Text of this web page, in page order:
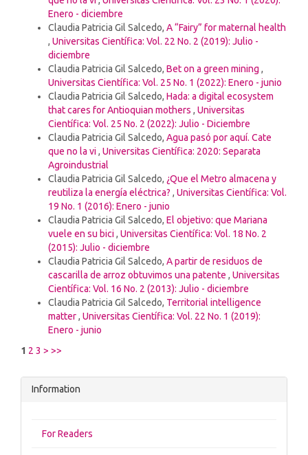
Enero - diciembre
Claudia Patricia Gil Salcedo, A “Fairy” for maternal health
, Universitas Científica: Vol. 22 No. 2 (2019): Julio -
diciembre
Claudia Patricia Gil Salcedo, Bet on a green mining ,
Universitas Científica: Vol. 25 No. 1 (2022): Enero - junio
Claudia Patricia Gil Salcedo, Hada: a digital ecosystem
that cares for Antioquian mothers , Universitas
Científica: Vol. 25 No. 2 (2022): Julio - Diciembre
Claudia Patricia Gil Salcedo, Agua pasó por aquí. Cate
que no la vi , Universitas Científica: 2020: Separata
Agroindustrial
Claudia Patricia Gil Salcedo, ¿Que el Metro almacena y
reutiliza la energía eléctrica? , Universitas Científica: Vol.
19 No. 1 (2016): Enero - junio
Claudia Patricia Gil Salcedo, El objetivo: que Mariana
vuele en su bici , Universitas Científica: Vol. 18 No. 2
(2015): Julio - diciembre
Claudia Patricia Gil Salcedo, A partir de residuos de
cascarilla de arroz obtuvimos una patente , Universitas
Científica: Vol. 16 No. 2 (2013): Julio - diciembre
Claudia Patricia Gil Salcedo, Territorial intelligence
matter, Universitas Científica: Vol. 22 No. 1 (2019):
Enero - junio
1 2 3 > >>
Information
For Readers